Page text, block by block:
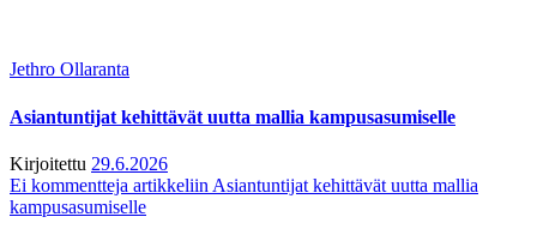
Jethro Ollaranta
Asiantuntijat kehittävät uutta mallia kampusasumiselle
Kirjoitettu 29.6.2026
Ei kommentteja artikkeliin Asiantuntijat kehittävät uutta mallia
kampusasumiselle